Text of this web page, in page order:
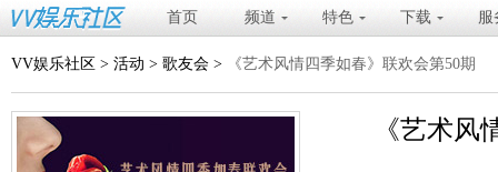
首页 频道 特色 下载 服
VV娱乐社区 > 活动 > 歌友会 > 《艺术风情四季如春》联欢会第50期
《艺术风